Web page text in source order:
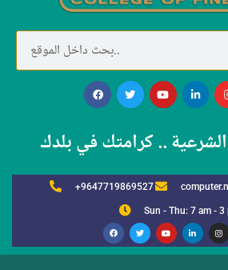
الشرعية .. كرامتك في بلدك
+9647719869527
Sun - Thu: 7 am - 3